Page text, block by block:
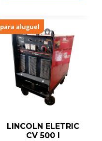
para aluguel
LINCOLN ELETRIC
CV 500 I